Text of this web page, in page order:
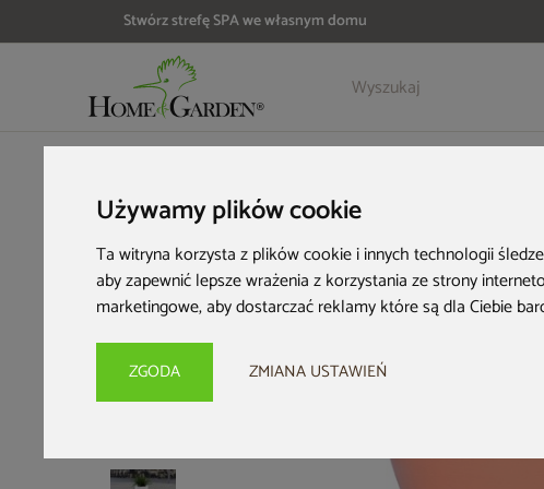
Używamy plików cookie
Ta witryna korzysta z plików cookie i innych technologii
aby zapewnić lepsze wrażenia z korzystania ze strony
marketingowe,aby dostarczać reklamy które są dla Ciebie
ZGODA ZMIANA USTAWIEŃ
Stwórz strefę SPA we własnym domu
Szczegóły Opinie Akcesoria